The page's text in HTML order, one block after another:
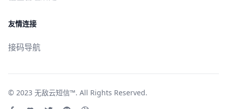
友情连接
接码导航
© 2023 无敌云短信™. All Rights Reserved.